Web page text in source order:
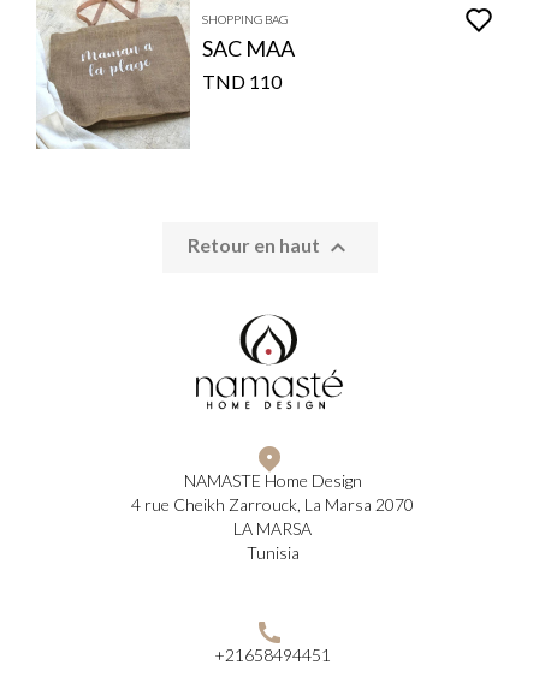
SHOPPING BAG
SAC MAA
110 TND
Retour en haut 
NAMASTE Home Design
4 rue Cheikh Zarrouck, La Marsa 2070
LA MARSA
Tunisia
+21658494451